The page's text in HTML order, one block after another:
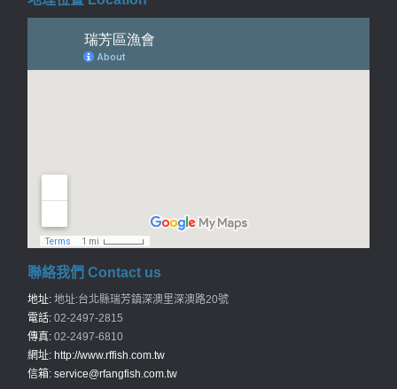
聯絡我們 Contact us
地址: 地址:台北縣瑞芳鎮深澳里深澳路20號
電話: 02-2497-2815
傳真: 02-2497-6810
網址: http://www.rffish.com.tw
信箱: service@rfangfish.com.tw